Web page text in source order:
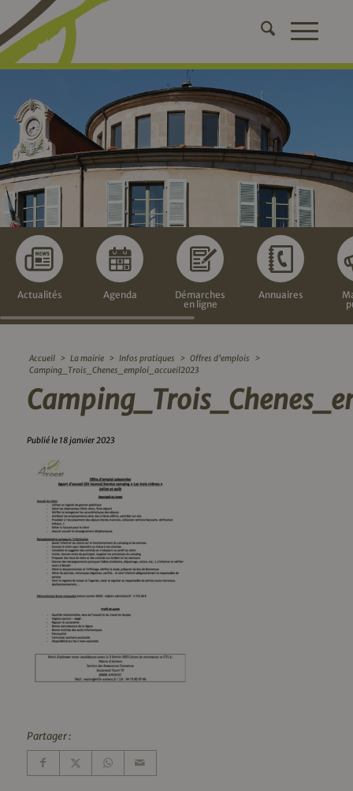
Actualités Agenda
Démarches
en ligne
Annuaires
Accueil > La mairie > Infos pratiques > Offres d’emplois
>
Camping_Trois_Chenes_emploi_accueil2023
Publié le 18 janvier 2023
Partager :